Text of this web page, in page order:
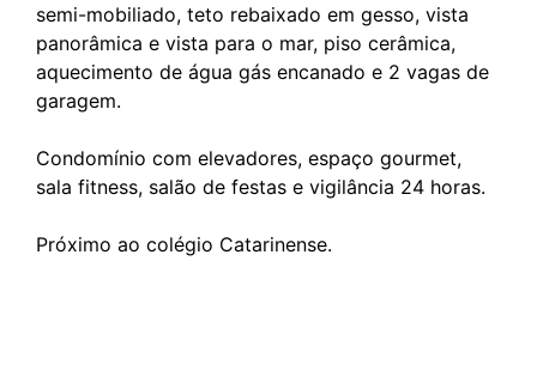
semi-mobiliado, teto rebaixado em gesso, vista
panorâmica e vista para o mar, piso cerâmica,
aquecimento de água gás encanado e 2 vagas de
garagem.
Condomínio com elevadores, espaço gourmet,
sala fitness, salão de festas e vigilância 24 horas.